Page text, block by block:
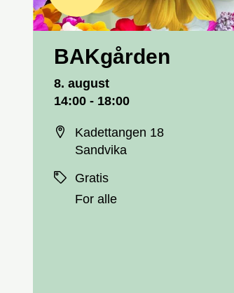
BAKgården
8. august
14:00 - 18:00
Kadettangen 18
Sandvika
Gratis
For alle